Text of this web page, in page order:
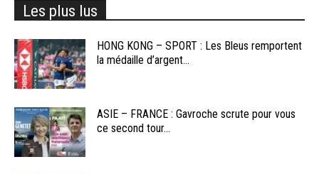
Les plus lus
HONG KONG – SPORT : Les Bleus remportent
la médaille d’argent...
ASIE – FRANCE : Gavroche scrute pour vous
ce second tour...